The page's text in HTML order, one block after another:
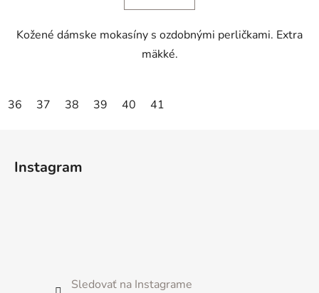
Kožené dámske mokasíny s ozdobnými perličkami. Extra
mäkké.
36 37 38 39 40 41
Instagram
Sledovať na Instagrame